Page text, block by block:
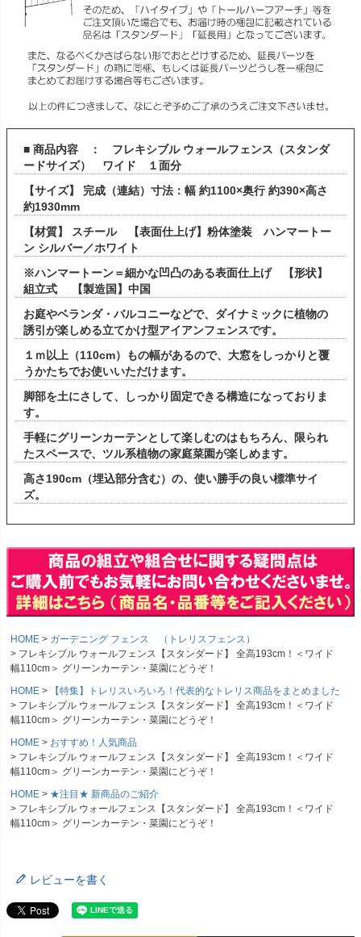
■ 商品内容 ： フレキシブル ウォールフェンス（スタンダ
ードサイズ） ワイド １面分
【サイズ】 完成（連結）寸法：幅 約1100×奥行 約390×高さ
約1930mm
【材質】 スチール 【表面仕上げ】粉体塗装 ハンマートー
ン シルバー／ホワイト
※ハンマートーン＝細かな凹凸のある表面仕上げ 【形状】
組立式 【製造国】中国
お庭やベランダ・バルコニーなどで、ダイナミックに植物の
誘引が楽しめる立てかけ型アイアンフェンスです。
１ｍ以上（110cm）もの幅があるので、大窓をしっかりと覆
うかたちでお使いいただけます。
脚部を土にさして、しっかり固定できる構造になっておりま
す。
手軽にグリーンカーテンとして楽しむのはもちろん、限られ
たスペースで、ツル系植物の家庭菜園が楽しめます。
高さ190cm（埋込部分含む）の、使い勝手の良い標準サイ
ズ。
HOME
ガーデニング フェンス （トレリスフェンス）
フレキシブル ウォールフェンス【スタンダード】 全高193cm！＜ワイド
幅110cm＞ グリーンカーテン・菜園にどうぞ！
HOME
【特集】トレリスいろいろ！代表的なトレリス商品をまとめました
フレキシブル ウォールフェンス【スタンダード】 全高193cm！＜ワイド
幅110cm＞ グリーンカーテン・菜園にどうぞ！
HOME
おすすめ！人気商品
フレキシブル ウォールフェンス【スタンダード】 全高193cm！＜ワイド
幅110cm＞ グリーンカーテン・菜園にどうぞ！
HOME
★注目★ 新商品のご紹介
フレキシブル ウォールフェンス【スタンダード】 全高193cm！＜ワイド
幅110cm＞ グリーンカーテン・菜園にどうぞ！
レビューを書く